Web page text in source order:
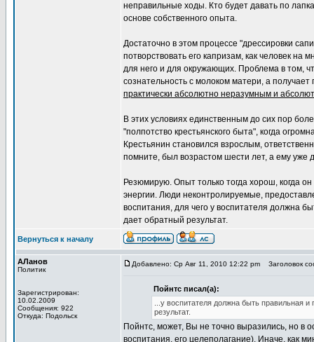
неправильные ходы. Кто будет давать по
основе собственного опыта.
Достаточно в этом процессе "дрессировки
потворствовать его капризам, как человек
для него и для окружающих. Проблема в том,
сознательность с молоком матери, а получает
практически абсолютно неразумным и
В этих условиях единственным до сих пор
"полпотство крестьянского быта", когда
Крестьянин становился взрослым,
помните, был возрастом шести лет, а ему
Резюмирую. Опыт только тогда хорош, когда
энергии. Люди неконтролируемые,
воспитания, для чего у воспитателя должна
дает обратный результат.
Вернуться к началу
АЛанов
Политик
Зарегистрирован:
10.02.2009
Сообщения: 922
Откуда: Подольск
Добавлено: Ср Авг 11, 2010 12:22 pm Заголовок
Пойнтс писал(а):
...у воспитателя должна быть правильная
результат.
Пойнтс, может, Вы не точно выразились, но в
воспитания, его целеполагание). Иначе, как